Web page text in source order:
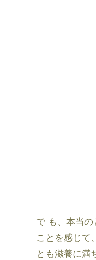
で も、本当
ことを感じて
とも滋養に満